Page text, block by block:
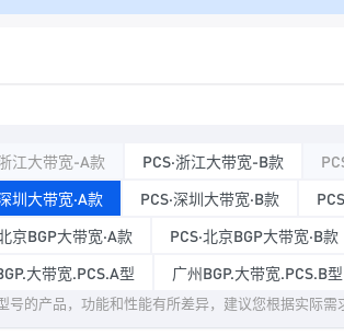
江大带宽-A款
PCS·浙江大带宽-B款
圳大带宽·A款
PCS·深圳大带宽·B款
京BGP大带宽·A款
PCS·北京BGP大带宽·B款
大带宽.PCS.A型
广州BGP.大带宽.PCS.B型
号的产品，功能和性能有所差异，建议您根据实际需